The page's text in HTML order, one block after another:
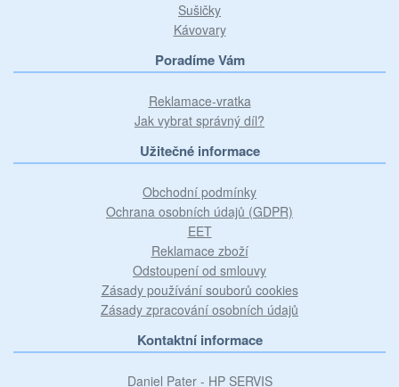
Sušičky
Kávovary
Poradíme Vám
Reklamace-vratka
Jak vybrat správný díl?
Užitečné informace
Obchodní podmínky
Ochrana osobních údajů (GDPR)
EET
Reklamace zboží
Odstoupení od smlouvy
Zásady používání souborů cookies
Zásady zpracování osobních údajů
Kontaktní informace
Daniel Pater - HP SERVIS